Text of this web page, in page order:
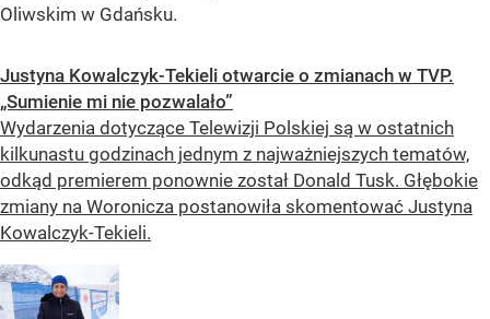
Oliwskim w Gdańsku.
Justyna Kowalczyk-Tekieli otwarcie o zmianach w TVP.
„Sumienie mi nie pozwalało”
Wydarzenia dotyczące Telewizji Polskiej są w ostatnich
kilkunastu godzinach jednym z najważniejszych tematów,
odkąd premierem ponownie został Donald Tusk. Głębokie
zmiany na Woronicza postanowiła skomentować Justyna
Kowalczyk-Tekieli.